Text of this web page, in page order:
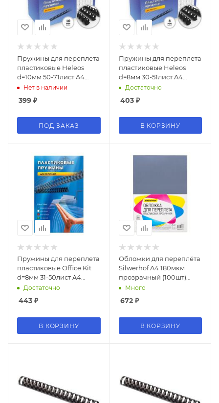
Пружины для переплета
пластиковые Heleos
d=10мм 50-71лист A4
черный (100шт) BCA4-
Нет в наличии
399 ₽
ПОД ЗАКАЗ
Пружины для переплета
пластиковые Heleos
d=8мм 30-51лист A4
черный (100шт) BCA4-8B
Достаточно
403₽
В КОРЗИНУ
Пружины для переплета
пластиковые Office Kit
d=8мм 31-50лист A4
белый (100шт) BP2011
Достаточно
443 ₽
В КОРЗИНУ
Обложки для переплёта
Silwerhof A4 180мкм
прозрачный (100шт)
(1373592)
Много
672₽
В КОРЗИНУ